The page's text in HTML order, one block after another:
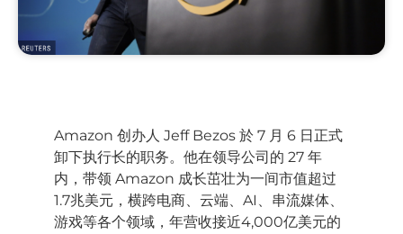
Amazon 创办人 Jeff Bezos 於 7 月 6 日正式
卸下执行长的职务。他在领导公司的 27 年
内，带领 Amazon 成长茁壮为一间市值超过
1.7兆美元，横跨电商、云端、AI、串流媒体、
游戏等各个领域，年营收接近4,000亿美元的